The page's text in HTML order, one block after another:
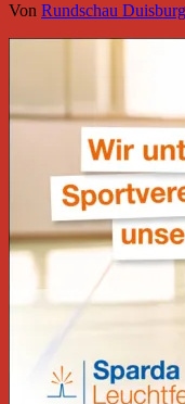
Von Rundschau Duisburg